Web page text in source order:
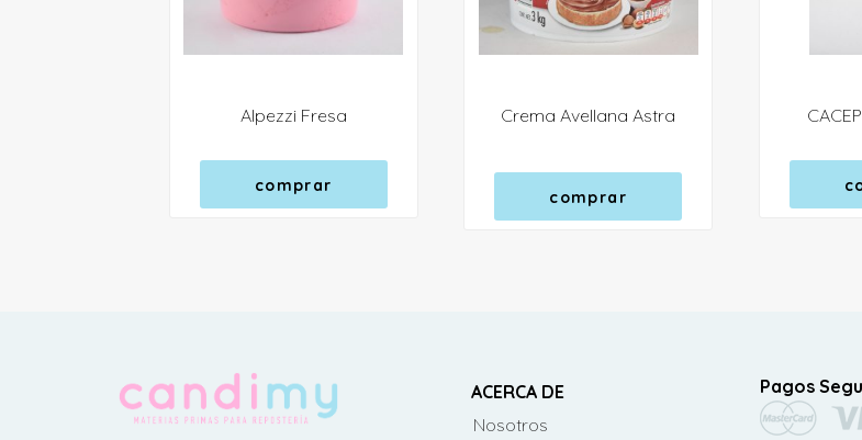
Alpezzi Fresa
comprar
Crema Avellana Astra
comprar
ACERCA DE
Nosotros
Pagos